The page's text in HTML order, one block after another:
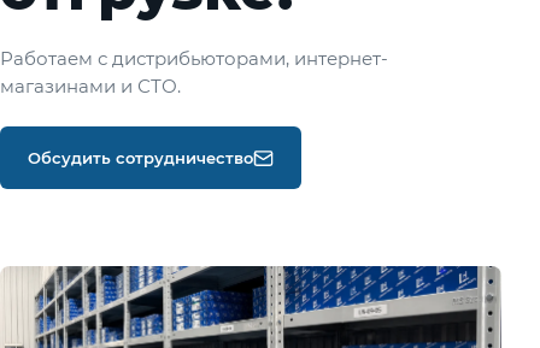
Работаем с дистрибьюторами, интернет-
магазинами и СТО.
Обсудить сотрудничество